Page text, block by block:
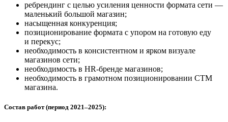
ребрендинг с целью усиления ценности формата сети —
маленький большой магазин;
насыщенная конкуренция;
позиционирование формата с упором на готовую еду
и перекус;
необходимость в консистентном и ярком визуале
магазинов сети;
необходимость в HR-бренде магазинов;
необходимость в грамотном позиционировании СТМ
магазина.
Состав работ (период 2021–2025):